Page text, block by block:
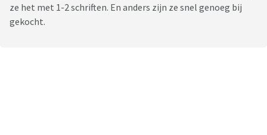
ze het met 1-2 schriften. En anders zijn ze snel genoeg bij
gekocht.